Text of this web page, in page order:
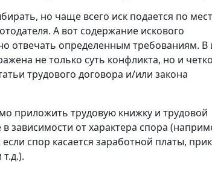
но чаще всего иск подается по
А вот содержание искового
отвечать определенным требованиям. В
не только суть конфликта, но и четко
трудового договора и/или закона
приложить трудовую книжку и трудовой
в зависимости от характера спора
спор касается заработной платы,